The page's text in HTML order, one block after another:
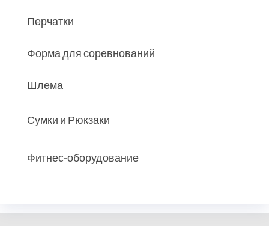
Перчатки
Форма для соревнований
Шлема
Сумки и Рюкзаки
Фитнес-оборудование